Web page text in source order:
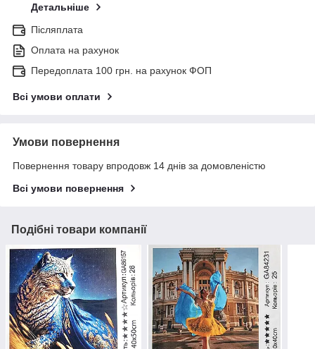
Детальніше
Післяплата
Оплата на рахунок
Передоплата 100 грн. на рахунок ФОП
Всі умови оплати
Умови повернення
Повернення товару впродовж 14 днів за домовленістю
Всі умови повернення
Подібні товари компанії